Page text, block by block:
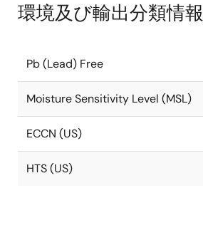
環境及び輸出分類情報
Pb (Lead) Free
Moisture Sensitivity Level (MSL)
ECCN (US)
HTS (US)